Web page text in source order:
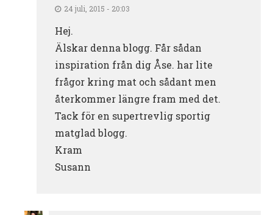
24 juli, 2015 - 20:03
Hej.
Älskar denna blogg. Får sådan
inspiration från dig Åse. har lite
frågor kring mat och sådant men
återkommer längre fram med det.
Tack för en supertrevlig sportig
matglad blogg.
Kram
Susann